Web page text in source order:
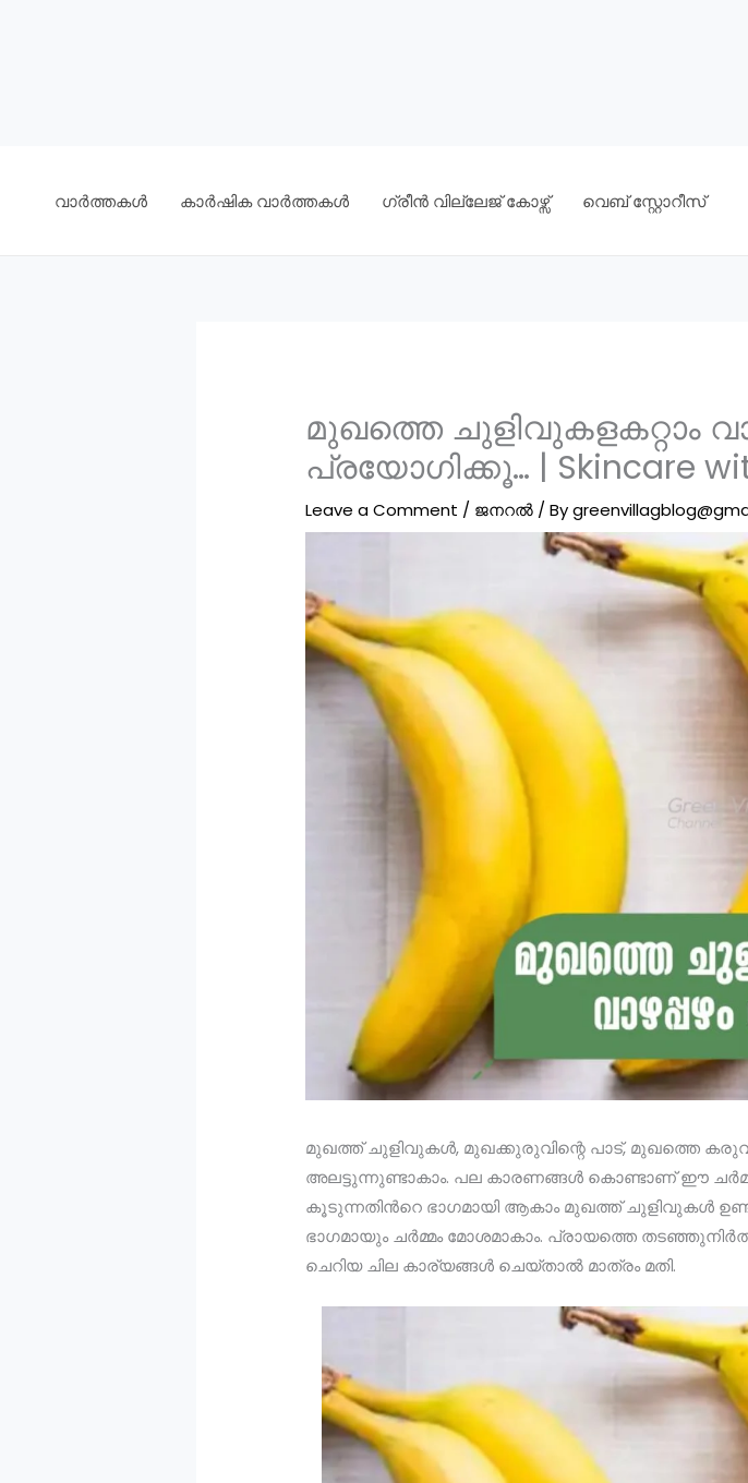
വാർത്തകൾ കാർഷിക വാർത്തകൾ ഗ്രീൻ വില്ലേജ് കോഴ്സ് വെബ് സ്റ്റോറീസ്
മുഖത്തെ ചുളിവുകളകറ്റാം
പ്രയോഗിക്കൂ… | Skincare
Leave a Comment / ജനറൽ / By
മുഖത്ത് ചുളിവുകൾ, മുഖക്കുരുവിന്റെ പാട്, മുഖത്തെ
അലട്ടുന്നുണ്ടാകാം. പല കാരണങ്ങൾ കൊണ്ടാണ് ഈ ചർമ്മ
കൂടുന്നതിൻറെ ഭാഗമായി ആകാം മുഖത്ത് ചുളിവുകൾ
ഭാഗമായും ചർമ്മം മോശമാകാം. പ്രായത്തെ
ചെറിയ ചില കാര്യങ്ങൾ ചെയ്താൽ മാത്രം മതി.